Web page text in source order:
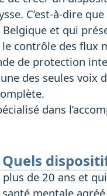
C’est-à-dire
et qui
contrôle des flux
de protection
des seules voix
dans
de 20 ans et
mentale